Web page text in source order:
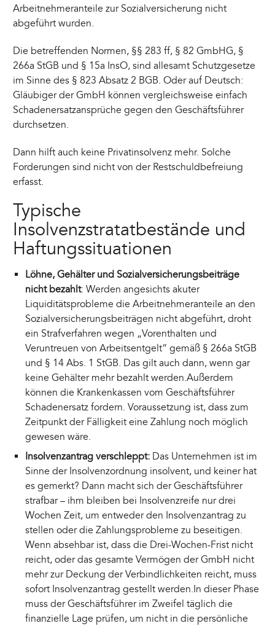
Arbeitnehmeranteile zur Sozialversicherung nicht
abgeführt wurden.
Die betreffenden Normen, §§ 283 ff, § 82 GmbHG, §
266a StGB und § 15a InsO, sind allesamt Schutzgesetze
im Sinne des § 823 Absatz 2 BGB. Oder auf Deutsch:
Gläubiger der GmbH können vergleichsweise einfach
Schadenersatzansprüche gegen den Geschäftsführer
durchsetzen.
Dann hilft auch keine Privatinsolvenz mehr. Solche
Forderungen sind nicht von der Restschuldbefreiung
erfasst.
Typische
Insolvenzstratatbestände und
Haftungssituationen
Löhne, Gehälter und Sozialversicherungsbeiträge
nicht bezahlt: Werden angesichts akuter
Liquiditätsprobleme die Arbeitnehmeranteile an den
Sozialversicherungsbeiträgen nicht abgeführt, droht
ein Strafverfahren wegen „Vorenthalten und
Veruntreuen von Arbeitsentgelt“ gemäß § 266a StGB
und § 14 Abs. 1 StGB. Das gilt auch dann, wenn gar
keine Gehälter mehr bezahlt werden.Außerdem
können die Krankenkassen vom Geschäftsführer
Schadenersatz fordern. Voraussetzung ist, dass zum
Zeitpunkt der Fälligkeit eine Zahlung noch möglich
gewesen wäre.
Insolvenzantrag verschleppt: Das Unternehmen ist im
Sinne der Insolvenzordnung insolvent, und keiner hat
es gemerkt? Dann macht sich der Geschäftsführer
strafbar – ihm bleiben bei Insolvenzreife nur drei
Wochen Zeit, um entweder den Insolvenzantrag zu
stellen oder die Zahlungsprobleme zu beseitigen.
Wenn absehbar ist, dass die Drei-Wochen-Frist nicht
reicht, oder das gesamte Vermögen der GmbH nicht
mehr zur Deckung der Verbindlichkeiten reicht, muss
sofort Insolvenzantrag gestellt werden.In dieser Phase
muss der Geschäftsführer im Zweifel täglich die
finanzielle Lage prüfen, um nicht in die persönliche